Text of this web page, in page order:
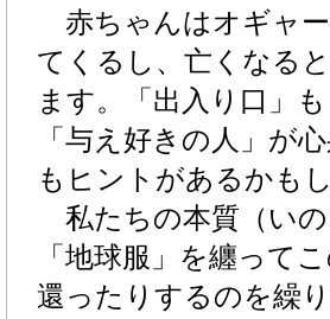
赤ちゃんはオギャ
てくるし、亡くなる
ます。「出入り口」
「与え好きの人」が
もヒントがあるかも
私たちの本質（い
「地球服」を纏って
還ったりするのを繰